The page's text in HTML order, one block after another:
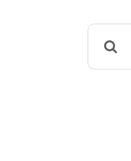
Suche
nach: